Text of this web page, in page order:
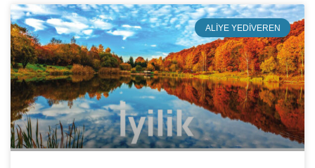
ALIYE YEDIVEREN